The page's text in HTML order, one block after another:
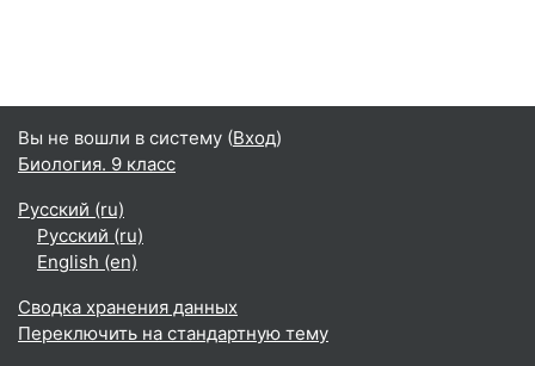
Вы не вошли в систему (Вход)
Биология. 9 класс
Русский ‎(ru)‎
Русский ‎(ru)‎
English ‎(en)‎
Сводка хранения данных
Переключить на стандартную тему